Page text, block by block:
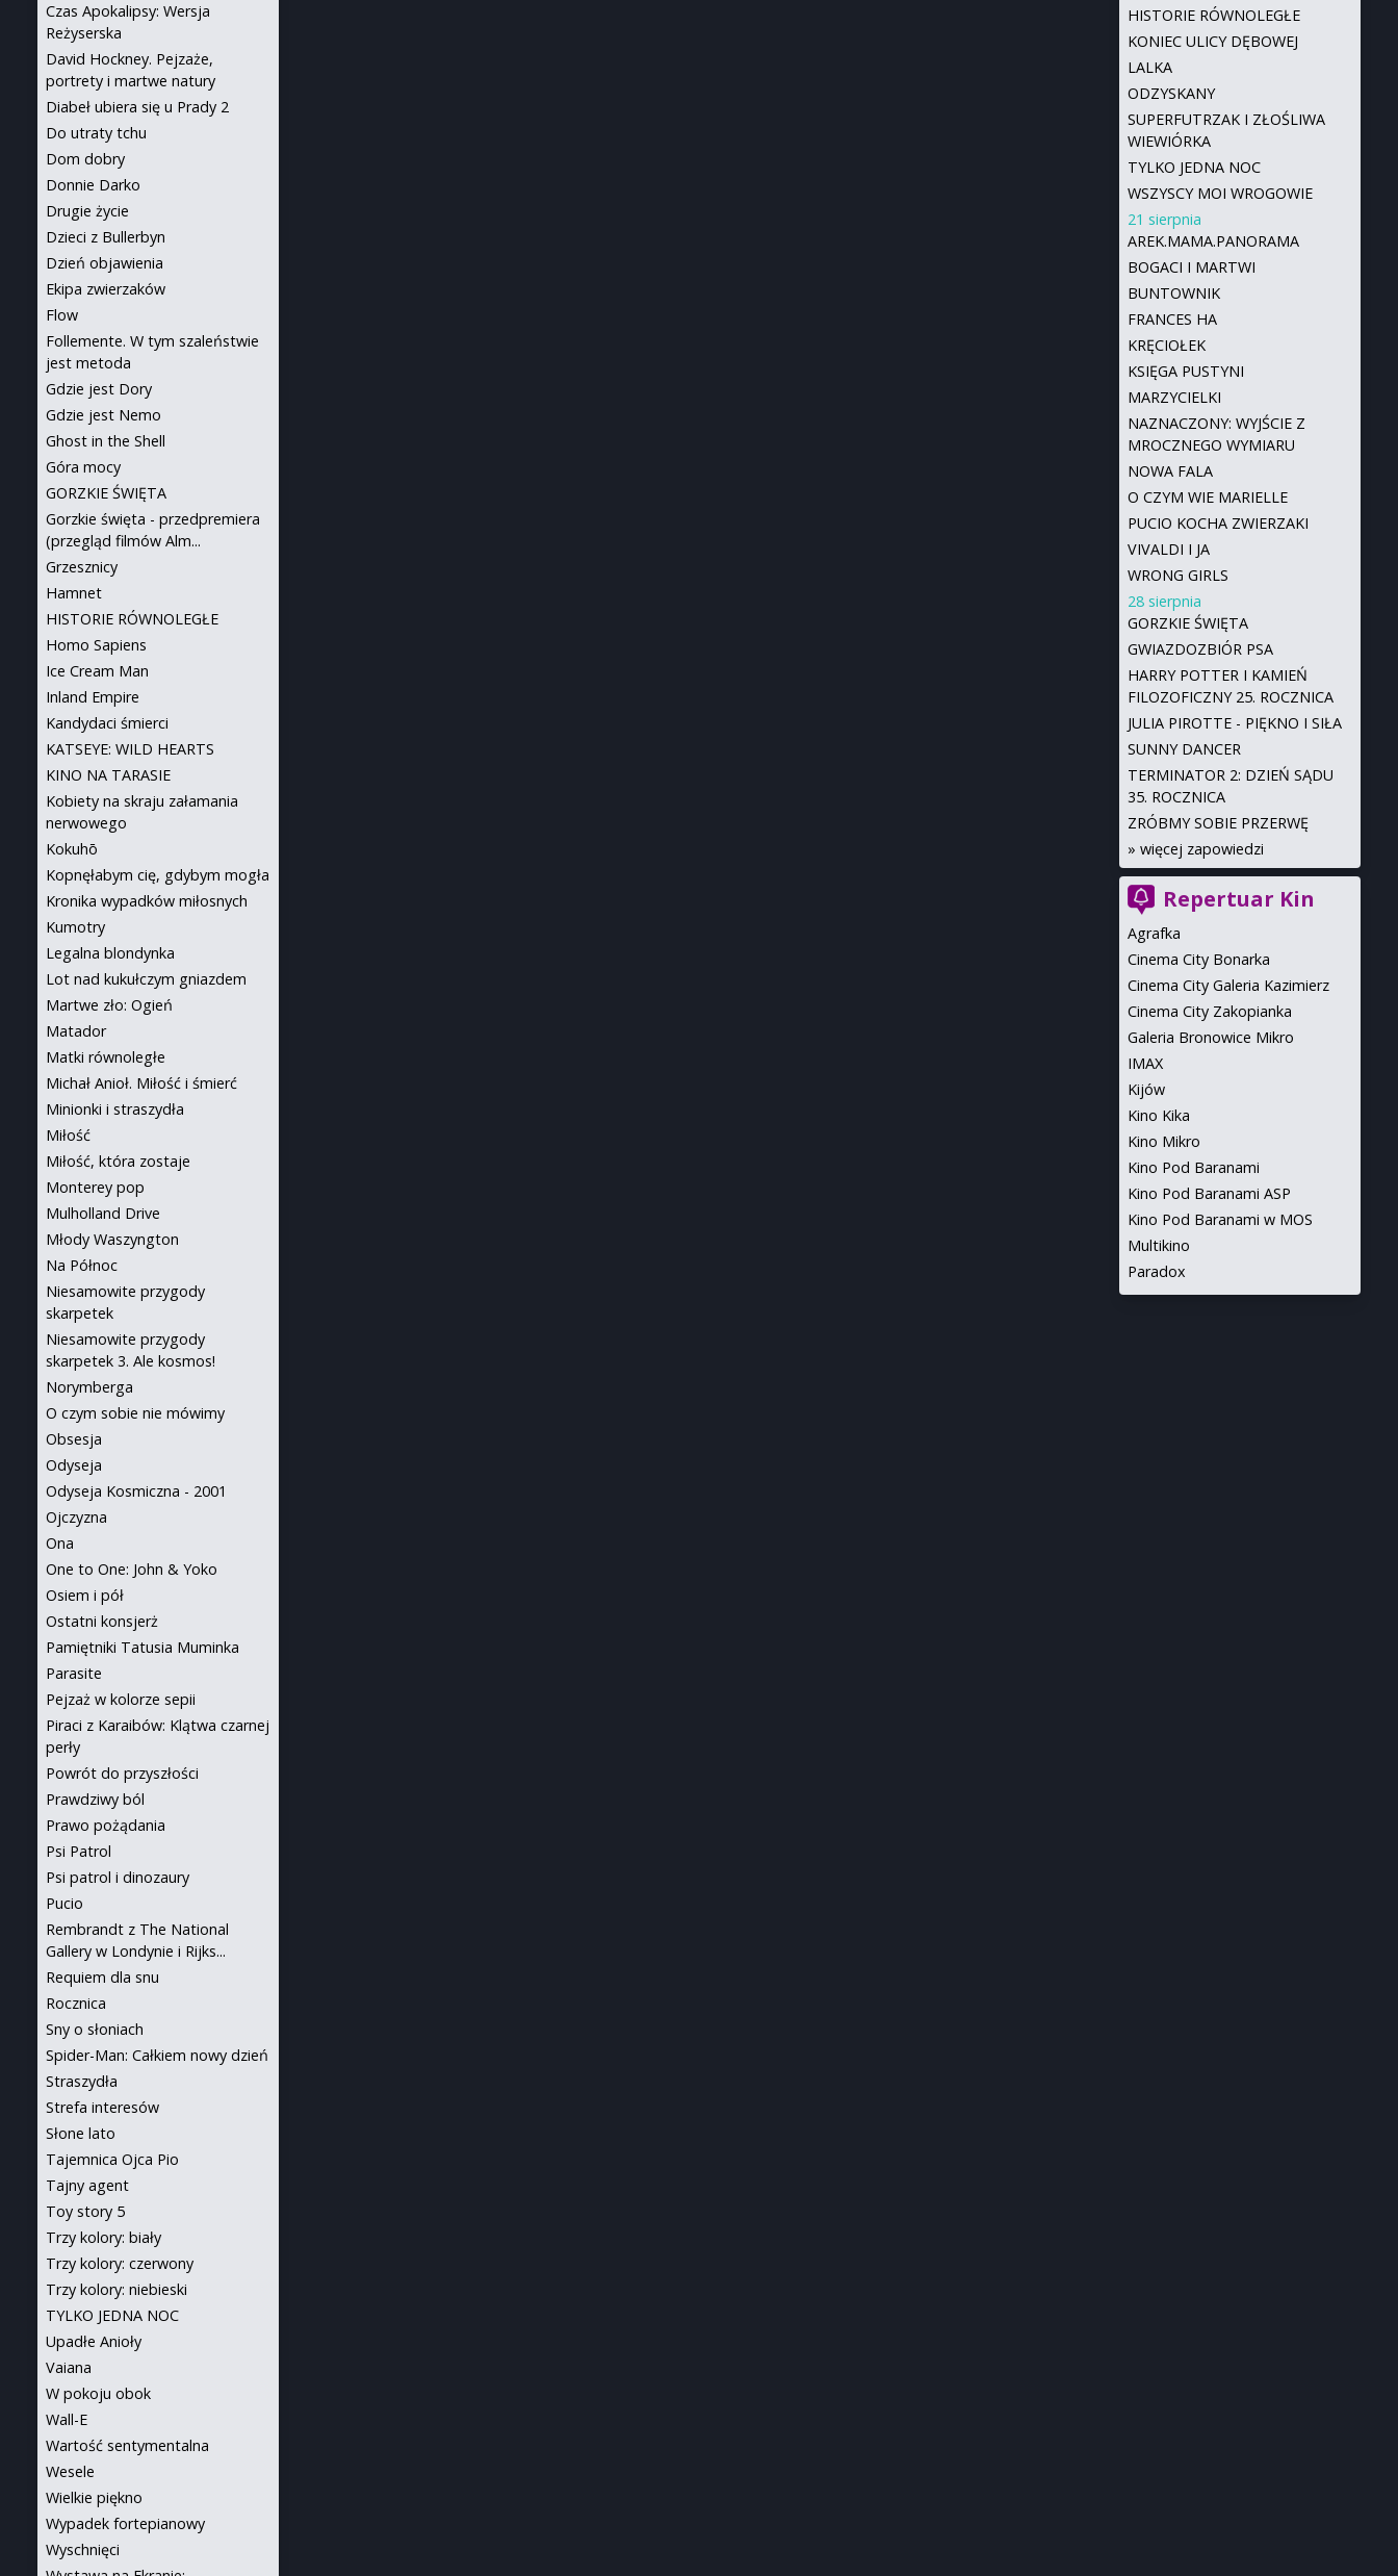
HISTORIE RÓWNOLEGŁE
KONIEC ULICY DĘBOWEJ
LALKA
ODZYSKANY
SUPERFUTRZAK I ZŁOŚLIWA
WIEWIÓRKA
TYLKO JEDNA NOC
WSZYSCY MOI WROGOWIE
21 sierpnia
AREK.MAMA.PANORAMA
BOGACI I MARTWI
BUNTOWNIK
FRANCES HA
KRĘCIOŁEK
KSIĘGA PUSTYNI
MARZYCIELKI
NAZNACZONY: WYJŚCIE Z
MROCZNEGO WYMIARU
NOWA FALA
O CZYM WIE MARIELLE
PUCIO KOCHA ZWIERZAKI
VIVALDI I JA
WRONG GIRLS
28 sierpnia
GORZKIE ŚWIĘTA
GWIAZDOZBIÓR PSA
HARRY POTTER I KAMIEŃ
FILOZOFICZNY 25. ROCZNICA
JULIA PIROTTE - PIĘKNO I SIŁA
SUNNY DANCER
TERMINATOR 2: DZIEŃ SĄDU
35. ROCZNICA
ZRÓBMY SOBIE PRZERWĘ
» więcej zapowiedzi
Repertuar Kin
Agrafka
Cinema City Bonarka
Cinema City Galeria Kazimierz
Cinema City Zakopianka
Galeria Bronowice Mikro
IMAX
Kijów
Kino Kika
Kino Mikro
Kino Pod Baranami
Kino Pod Baranami ASP
Kino Pod Baranami w MOS
Multikino
Paradox
Czas Apokalipsy: Wersja
Reżyserska
David Hockney. Pejzaże,
portrety i martwe natury
Diabeł ubiera się u Prady 2
Do utraty tchu
Dom dobry
Donnie Darko
Drugie życie
Dzieci z Bullerbyn
Dzień objawienia
Ekipa zwierzaków
Flow
Follemente. W tym szaleństwie
jest metoda
Gdzie jest Dory
Gdzie jest Nemo
Ghost in the Shell
Góra mocy
GORZKIE ŚWIĘTA
Gorzkie święta - przedpremiera
(przegląd filmów Alm...
Grzesznicy
Hamnet
HISTORIE RÓWNOLEGŁE
Homo Sapiens
Ice Cream Man
Inland Empire
Kandydaci śmierci
KATSEYE: WILD HEARTS
KINO NA TARASIE
Kobiety na skraju załamania
nerwowego
Kokuhō
Kopnęłabym cię, gdybym mogła
Kronika wypadków miłosnych
Kumotry
Legalna blondynka
Lot nad kukułczym gniazdem
Martwe zło: Ogień
Matador
Matki równoległe
Michał Anioł. Miłość i śmierć
Minionki i straszydła
Miłość
Miłość, która zostaje
Monterey pop
Mulholland Drive
Młody Waszyngton
Na Północ
Niesamowite przygody
skarpetek
Niesamowite przygody
skarpetek 3. Ale kosmos!
Norymberga
O czym sobie nie mówimy
Obsesja
Odyseja
Odyseja Kosmiczna - 2001
Ojczyzna
Ona
One to One: John & Yoko
Osiem i pół
Ostatni konsjerż
Pamiętniki Tatusia Muminka
Parasite
Pejzaż w kolorze sepii
Piraci z Karaibów: Klątwa czarnej
perły
Powrót do przyszłości
Prawdziwy ból
Prawo pożądania
Psi Patrol
Psi patrol i dinozaury
Pucio
Rembrandt z The National
Gallery w Londynie i Rijks...
Requiem dla snu
Rocznica
Sny o słoniach
Spider-Man: Całkiem nowy dzień
Straszydła
Strefa interesów
Słone lato
Tajemnica Ojca Pio
Tajny agent
Toy story 5
Trzy kolory: biały
Trzy kolory: czerwony
Trzy kolory: niebieski
TYLKO JEDNA NOC
Upadłe Anioły
Vaiana
W pokoju obok
Wall-E
Wartość sentymentalna
Wesele
Wielkie piękno
Wypadek fortepianowy
Wyschnięci